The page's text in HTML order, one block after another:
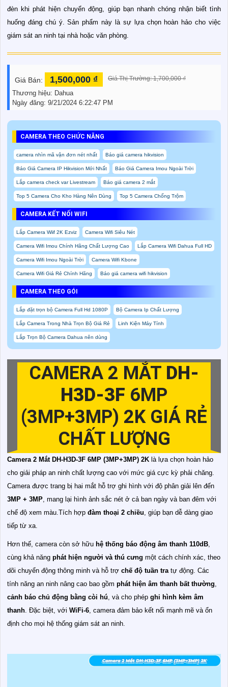
đèn khi phát hiện chuyển động, giúp bạn nhanh chóng nhận biết tình
huống đáng chú ý. Sản phẩm này là sự lựa chọn hoàn hảo cho việc
giám sát an ninh tại nhà hoặc văn phòng.
Giá Bán: 1,500,000 ₫ Giá Thị Trường: 1,700,000 ₫
Thương hiệu: Dahua
Ngày đăng: 9/21/2024 6:22:47 PM
CAMERA THEO CHỨC NĂNG
camera nhìn mã vận đơn nét nhất Báo giá camera hikvision
Báo Giá Camera IP Hikvision Mới Nhất Báo Giá Camera Imou Ngoài Trời
Lắp camera check var Livestream Báo giá camera 2 mắt
Top 5 Camera Cho Kho Hàng Nên Dùng Top 5 Camera Chống Trộm
CAMERA KẾT NỐI WIFI
Lắp Camera Wiif 2K Ezviz Camera Wifi Siêu Nét
Camera Wifi Imou Chính Hãng Chất Lượng Cao Lắp Camera Wifi Dahua Full HD
Camera Wifi Imou Ngoài Trời Camera Wifi Kbone
Camera Wifi Giá Rẻ Chính Hãng Báo giá camera wifi hikvision
CAMERA THEO GÓI
Lắp đặt trọn bộ Camera Full Hd 1080P Bộ Camera Ip Chất Lượng
Lắp Camera Trong Nhà Trọn Bộ Giá Rẻ Linh Kiện Máy Tính
Lắp Trọn Bộ Camera Dahua nên dùng
CAMERA 2 MẮT DH-
H3D-3F 6MP
(3MP+3MP) 2K GIÁ RẺ
CHẤT LƯỢNG
Camera 2 Mắt DH-H3D-3F 6MP (3MP+3MP) 2K là lựa chọn hoàn hảo
cho giải pháp an ninh chất lượng cao với mức giá cực kỳ phải chăng.
Camera được trang bị hai mắt hỗ trợ ghi hình với độ phân giải lên đến
3MP + 3MP, mang lại hình ảnh sắc nét ở cả ban ngày và ban đêm với
chế độ xem màu.Tích hợp đàm thoại 2 chiều, giúp bạn dễ dàng giao
tiếp từ xa.
Hơn thế, camera còn sở hữu hệ thống báo động âm thanh 110dB,
cùng khả năng phát hiện người và thú cưng một cách chính xác, theo
dõi chuyển động thông minh và hỗ trợ chế độ tuần tratự động. Các
tính năng an ninh nâng cao bao gồm phát hiện âm thanh bất thường,
cảnh báo chủ động bằng còi hú, và cho phép ghi hình kèm âm
thanh. Đặc biệt, với WiFi-6, camera đảm bảo kết nối mạnh mẽ và ổn
định cho mọi hệ thống giám sát an ninh.